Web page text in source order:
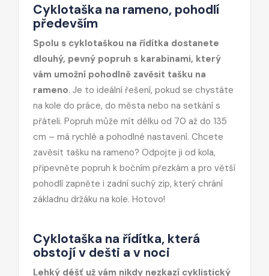
Cyklotaška na rameno, pohodlí
především
Spolu s cyklotaškou na řídítka dostanete
dlouhý, pevný popruh s karabinami, který
vám umožní pohodlně zavěsit tašku na
rameno. Je to ideální řešení, pokud se chystáte
na kole do práce, do města nebo na setkání s
přáteli. Popruh může mít délku od 70 až do 135
cm – má rychlé a pohodlné nastavení. Chcete
zavěsit tašku na rameno? Odpojte ji od kola,
připevněte popruh k bočním přezkám a pro větší
pohodlí zapněte i zadní suchý zip, který chrání
základnu držáku na kole. Hotovo!
Cyklotaška na řídítka, která
obstojí v dešti a v noci
Lehký déšť už vám nikdy nezkazí cyklistický